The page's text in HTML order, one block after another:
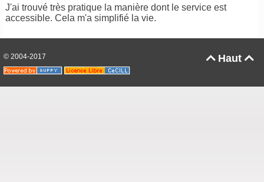
J'ai trouvé très pratique la manière dont le service est
accessible. Cela m'a simplifié la vie.
Haut 
© 2004-2017